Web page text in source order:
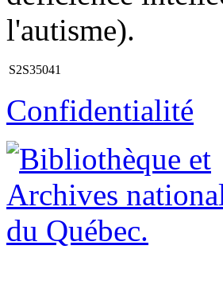
l'autisme).
S2S35041
Confidentialité